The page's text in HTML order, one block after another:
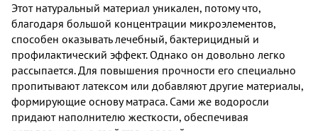
Этот натуральный материал уникален, потому что,
благодаря большой концентрации микроэлементов,
способен оказывать лечебный, бактерицидный и
профилактический эффект. Однако он довольно легко
рассыпается. Для повышения прочности его специально
пропитывают латексом или добавляют другие материалы,
формирующие основу матраса. Сами же водоросли
придают наполнителю жесткости, обеспечивая